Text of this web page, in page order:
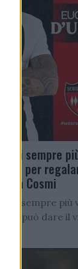
sempre
per
a Cosmi
sempre più
può dare il